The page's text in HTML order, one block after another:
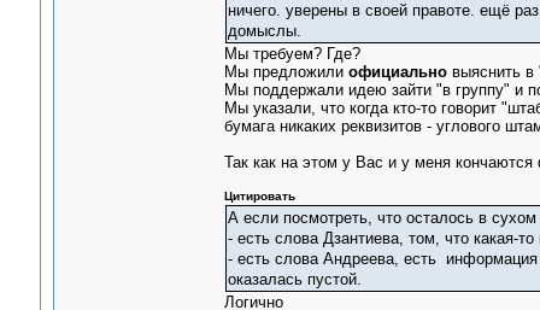
ничего. уверены в своей правоте. ещё
домыслы.
Мы требуем? Где?
Мы предложили официальновыяснить в
Мы поддержали идею зайти "в группу" и
Мы указали, что когда кто-то говорит
бумага никаких реквизитов - углового
Так как на этом у Вас и у меня
Цитировать
А если посмотреть, что осталось в
- есть слова Дзантиева, том, что какая-
- есть слова Андреева, есть
оказалась пустой.
Логично